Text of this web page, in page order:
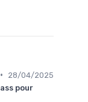
•
28/04/2025
pour